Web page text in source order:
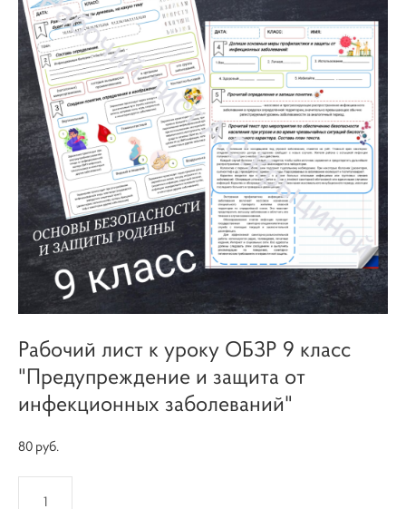
Рабочий лист к уроку ОБЗР 9 класс
"Предупреждение и защита от
инфекционных заболеваний"
80 pуб.